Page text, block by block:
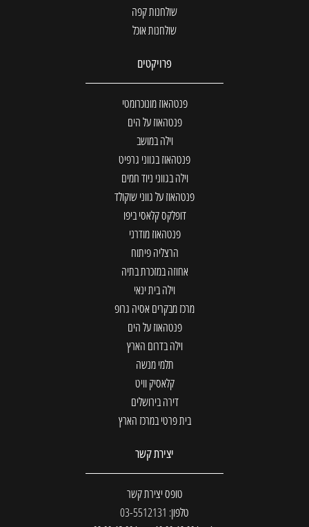
שולחנות קפה
שולחנות אוכל
פרויקטים
פנטהאוז מונוכרומטי
פנטהאוז על הים
וילה במושב
פנטהאוז בגווני גרפיט
וילה בגווני ניוד חמים
פנטהאוז על גווני שוקולד
דופלקס קלאסי ביפו
פנטהאוז מודרני
הרצליה פיתוח
אחוזה במזכרת בתיה
וילה בית ינאי
מרכז מבקרים אסיה גרופ
פנטהאוז על הים
וילה בדרום הארץ
תלמי מנשה
קלאסיק וויט
דירה בירושלים
בית פרטי במרכז הארץ
יצירת קשר
טופס יצירת קשר
טלפון: 03-5512131